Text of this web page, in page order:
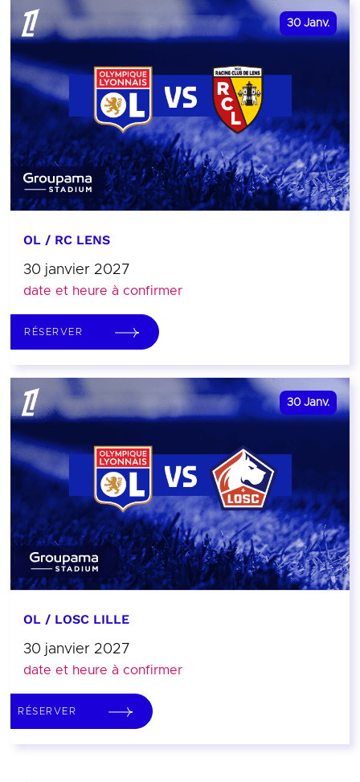
30 Janv.
OL / RC LENS
30 janvier 2027
date et heure à confirmer
RÉSERVER
30 Janv.
OL / LOSC LILLE
30 janvier 2027
date et heure à confirmer
RÉSERVER